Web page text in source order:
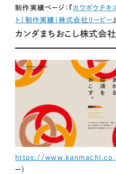
制作実績ページ：『 カワボウテキ
ト｜制作実績｜株式会社リーピー』
カンダまちおこし株式会社
https://
ー）